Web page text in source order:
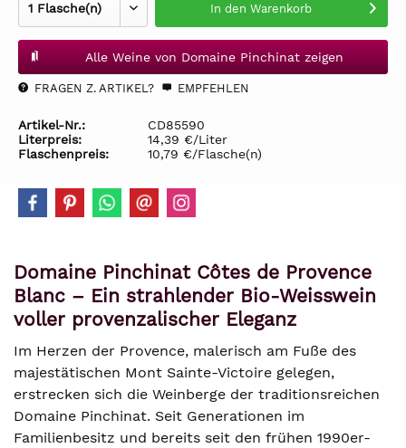
In den Warenkorb
Alle Weine von Domaine Pinchinat zeigen
FRAGEN Z. ARTIKEL? EMPFEHLEN
Artikel-Nr.:
CD85590
Literpreis:
14,39 €/Liter
Flaschenpreis:
10,79 €/Flasche(n)
Domaine Pinchinat Côtes de Provence
Blanc – Ein strahlender Bio-Weisswein
voller provenzalischer Eleganz
Im Herzen der Provence, malerisch am Fuße des
majestätischen Mont Sainte-Victoire gelegen,
erstrecken sich die Weinberge der traditionsreichen
Domaine Pinchinat. Seit Generationen im
Familienbesitz und bereits seit den frühen 1990er-